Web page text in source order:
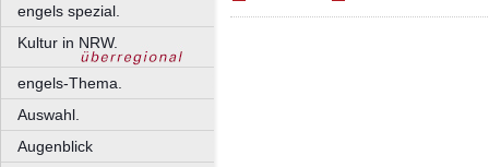
engels spezial.
Kultur in NRW.
engels-Thema.
Auswahl.
Augenblick